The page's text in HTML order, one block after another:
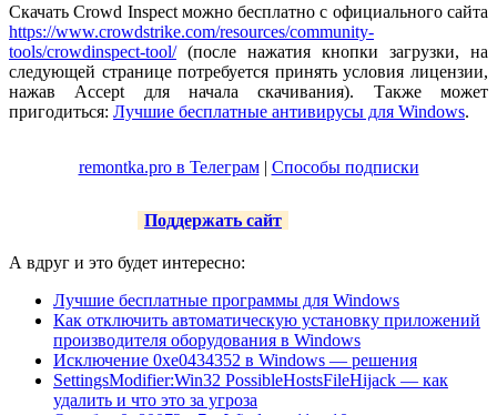
Скачать Crowd Inspect можно бесплатно с официального сайта
https://www.crowdstrike.com/resources/community-
tools/crowdinspect-tool/(после нажатия кнопки загрузки, на
следующей странице потребуется принять условия лицензии,
нажав Accept для начала скачивания). Также может
пригодиться: Лучшие бесплатные антивирусы для Windows.
remontka.pro в Телеграм| Способы подписки
Поддержать сайт
А вдруг и это будет интересно:
Лучшие бесплатные программы для Windows
Как отключить автоматическую установку приложений
производителя оборудования в Windows
Исключение 0xe0434352 в Windows — решения
SettingsModifier:Win32 PossibleHostsFileHijack — как
удалить и что это за угроза